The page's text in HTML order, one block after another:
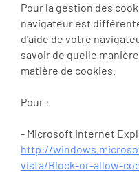
Pour la gestion des
navigateur est
d'aide de votre
savoir de quelle
matière de cookies.
Pour :
- Microsoft Internet
http://
vista/Block-or-allow-